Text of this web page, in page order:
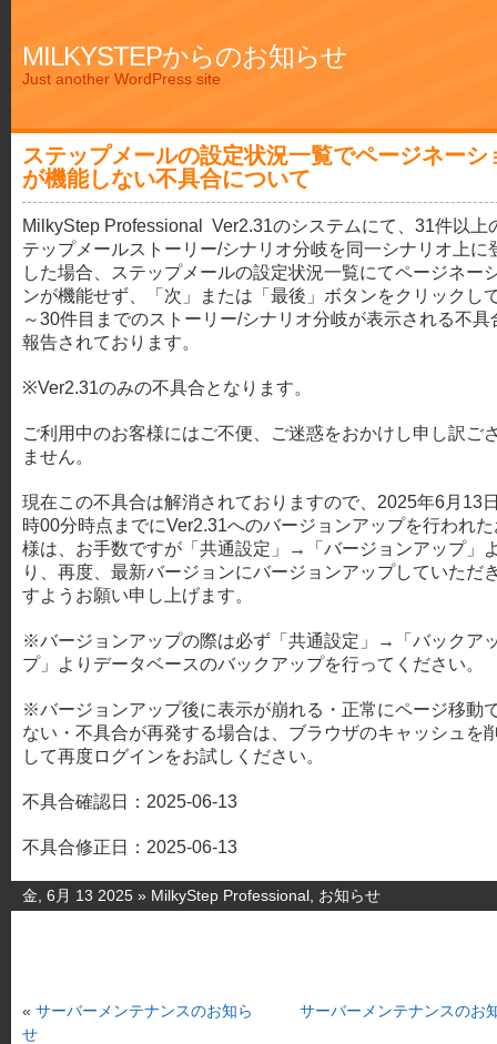
MILKYSTEPからのお知らせ
Just another WordPress site
ステップメールの設定状況一覧でページネーシ
が機能しない不具合について
MilkyStep Professional Ver2.31のシステムにて、31件以上
テップメールストーリー/シナリオ分岐を同一シナリオ上に
した場合、ステップメールの設定状況一覧にてページネー
ンが機能せず、「次」または「最後」ボタンをクリックし
～30件目までのストーリー/シナリオ分岐が表示される不具
報告されております。
※Ver2.31のみの不具合となります。
ご利用中のお客様にはご不便、ご迷惑をおかけし申し訳ご
ません。
現在この不具合は解消されておりますので、2025年6月13
時00分時点までにVer2.31へのバージョンアップを行われ
様は、お手数ですが「共通設定」→「バージョンアップ」
り、再度、最新バージョンにバージョンアップしていただ
すようお願い申し上げます。
※バージョンアップの際は必ず「共通設定」→「バックア
プ」よりデータベースのバックアップを行ってください。
※バージョンアップ後に表示が崩れる・正常にページ移動
ない・不具合が再発する場合は、ブラウザのキャッシュを
して再度ログインをお試しください。
不具合確認日：2025-06-13
不具合修正日：2025-06-13
金, 6月 13 2025 » MilkyStep Professional お知らせ
« サーバーメンテナンスのお知ら
せ
サーバーメンテナンスのお